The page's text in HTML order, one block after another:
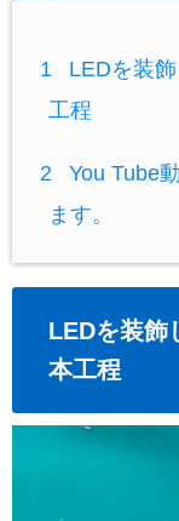
1
LEDを装
工程
2
You Tube
ます。
LEDを装飾
本工程